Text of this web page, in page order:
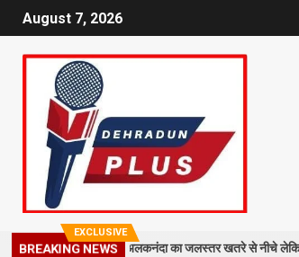
August 7, 2026
EXCLUSIVE
BREAKING NEWS
श्रीनगर में अलकनंदा का जलस्तर खतरे से नीचे लेकिन अलर्ट जारी